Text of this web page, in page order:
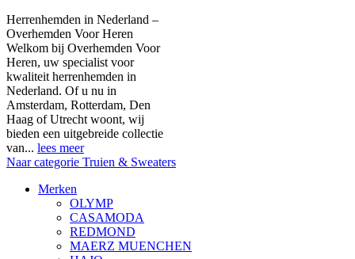
Herrenhemden in Nederland –
Overhemden Voor Heren
Welkom bij Overhemden Voor
Heren, uw specialist voor
kwaliteit herrenhemden in
Nederland. Of u nu in
Amsterdam, Rotterdam, Den
Haag of Utrecht woont, wij
bieden een uitgebreide collectie
van... lees meer
Naar categorie Truien & Sweaters
Merken
OLYMP
CASAMODA
REDMOND
MAERZ MUENCHEN